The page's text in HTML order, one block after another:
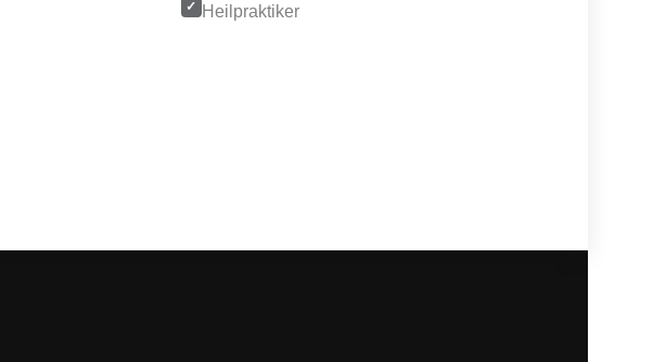
Heilpraktiker